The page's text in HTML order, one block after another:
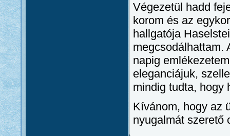
Végezetül hadd
korom és az
hallgatója
megcsodálhattam.
napig
eleganciájuk,
mindig tudta, hogy
Kívánom, hogy az
nyugalmát szerető